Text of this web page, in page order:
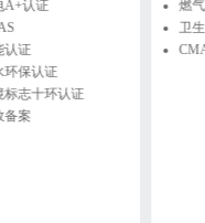
类生产许可证
许可证
资质认定